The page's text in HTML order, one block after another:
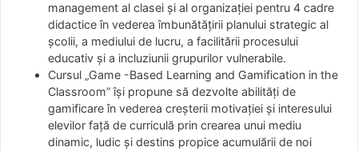
management al clasei și al organizației pentru 4 cadre
didactice în vederea îmbunătățirii planului strategic al
școlii, a mediului de lucru, a facilitării procesului
educativ și a incluziunii grupurilor vulnerabile.
Cursul „Game -Based Learning and Gamification in the
Classroom” își propune să dezvolte abilități de
gamificare în vederea creșterii motivației și interesului
elevilor față de curriculă prin crearea unui mediu
dinamic, ludic și destins propice acumulării de noi